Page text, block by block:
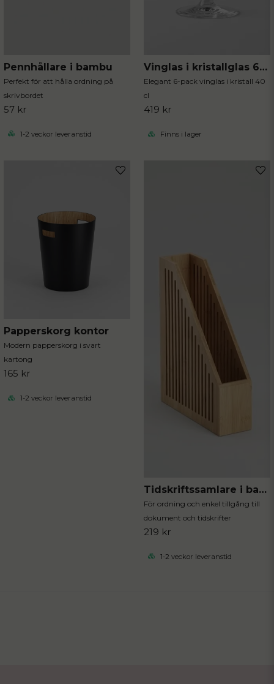
Pennhållare i bambu
Perfekt för att hålla ordning på
skrivbordet
57 kr
1-2 veckor leveranstid
Vinglas i kristallglas 6-pack
Elegant 6-pack vinglas i kristall 40
cl
419 kr
Finns i lager
Papperskorg kontor
Modern papperskorg i svart
kartong
165 kr
1-2 veckor leveranstid
Tidskriftssamlare i bambu
För ordning och enkel tillgång till
dokument och tidskrifter
219 kr
1-2 veckor leveranstid